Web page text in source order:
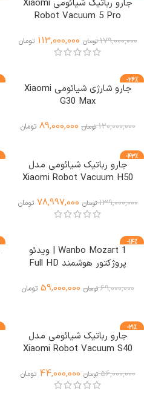
ویژه
جارو رباتیک شیائومی Xiaomi
Robot Vacuum 5 Pro
179,000,000 تومان 113,000,000 تومان
-26%
جارو شارژی شیائومی Xiaomi
G30 Max
120,000,000 تومان 89,000,000 تومان
-43%
جارو رباتیک شیائومی مدل
Xiaomi Robot Vacuum H50
139,000,000 تومان 78,997,000 تومان
-14%
Wanbo Mozart 1 | ویدئو
پروژکتور هوشمند Full HD
69,000,000 تومان 59,000,000 تومان
-21%
جارو رباتیک شیائومی مدل
Xiaomi Robot Vacuum S40
56,000,000 تومان 44,000,000 تومان